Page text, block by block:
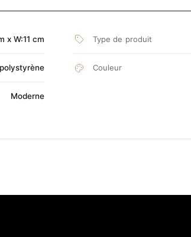
x W:11 cm Type de produit
polystyrène Couleur
Moderne